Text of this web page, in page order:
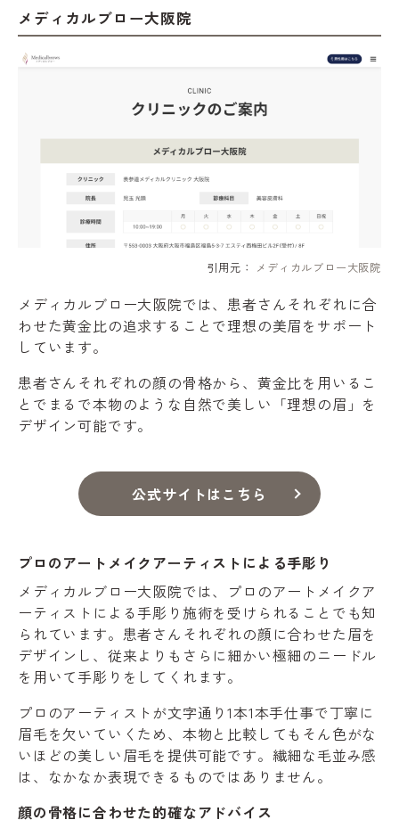
メディカルブロー大阪院
引用元： メディカルブロー大阪院
メディカルブロー大阪院では、患者さんそれぞれに合
わせた黄金比の追求することで理想の美眉をサポート
しています。
患者さんそれぞれの顔の骨格から、黄金比を用いるこ
とでまるで本物のような自然で美しい「理想の眉」を
デザイン可能です。
公式サイトはこちら
プロのアートメイクアーティストによる手彫り
メディカルブロー大阪院では、プロのアートメイクア
ーティストによる手彫り施術を受けられることでも知
られています。患者さんそれぞれの顔に合わせた眉を
デザインし、従来よりもさらに細かい極細のニードル
を用いて手彫りをしてくれます。
プロのアーティストが文字通り1本1本手仕事で丁寧に
眉毛を欠いていくため、本物と比較してもそん色がな
いほどの美しい眉毛を提供可能です。繊細な毛並み感
は、なかなか表現できるものではありません。
顔の骨格に合わせた的確なアドバイス